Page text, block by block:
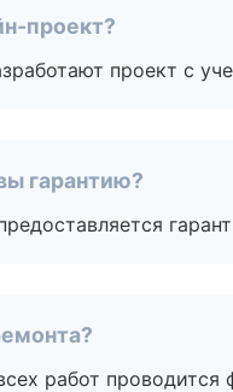
проект?
проект с
гарантию?
работ